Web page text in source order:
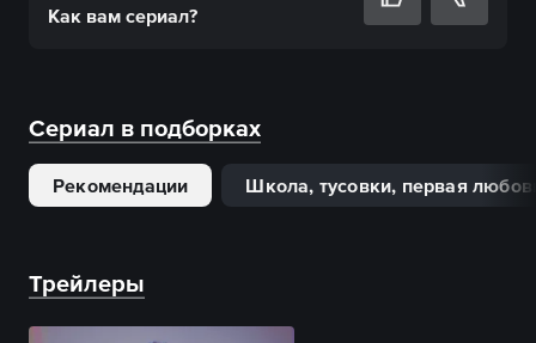
Как вам сериал?
Сериал в подборках
Рекомендации Школа, тусовки, первая
Трейлеры